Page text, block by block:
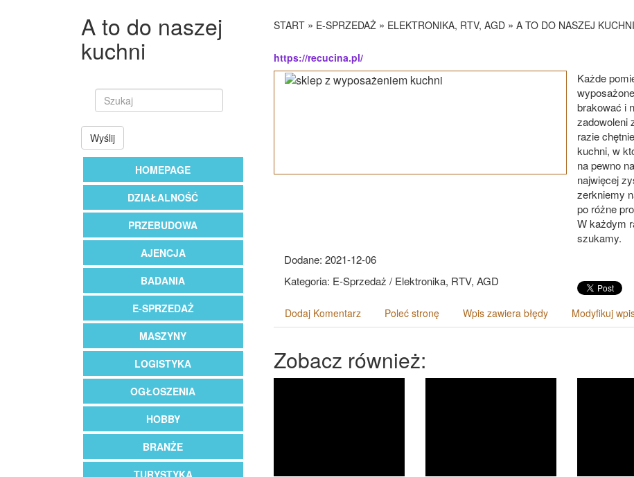
A to do naszej
kuchni
Wyślij
HOMEPAGE
DZIAŁALNOŚĆ
PRZEBUDOWA
AJENCJA
BADANIA
E-SPRZEDAŻ
MASZYNY
LOGISTYKA
OGŁOSZENIA
HOBBY
BRANŻE
TURYSTYKA
START» E-SPRZEDAŻ» ELEKTRONIKA, RTV, AGD» A TO DO NASZEJ KUCHNI
https://recucina.pl/
Każde
brakować i
zadowoleni
razie
kuchni, w
na pewno
najwięcej
zerkniemy
po różne
W każdym
szukamy.
Dodane: 2021-12-06
Kategoria: E-Sprzedaż / Elektronika, RTV, AGD
Dodaj Komentarz Poleć stronę Wpis zawiera błędy Modyfikuj
Zobacz również: